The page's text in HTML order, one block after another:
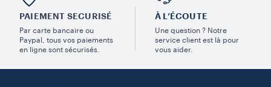
PAIEMENT SECURISÉ
Par carte bancaire ou
Paypal, tous vos paiements
en ligne sont sécurisés.
À L’ÉCOUTE
Une question ? Notre
service client est là pour
vous aider.